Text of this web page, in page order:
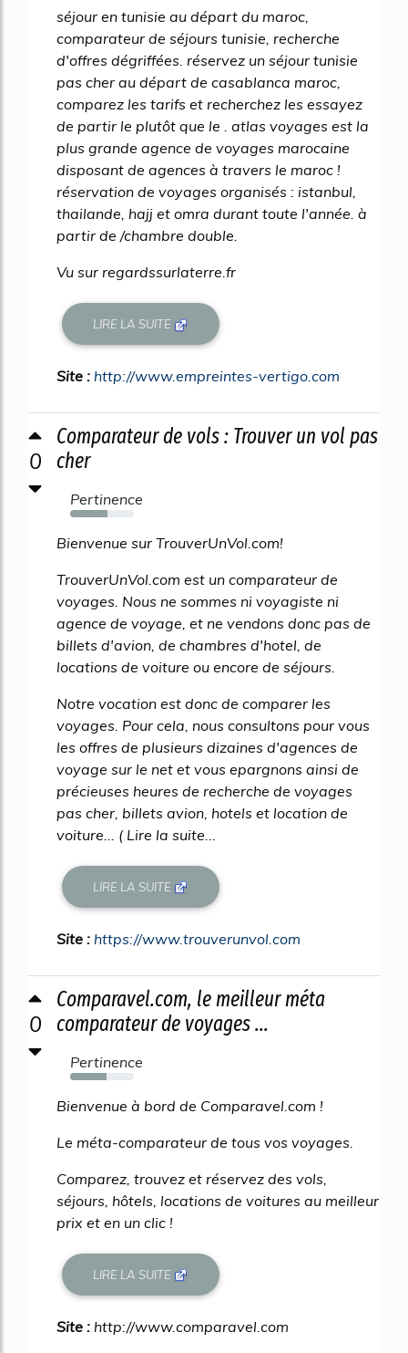
séjour en tunisie au départ du maroc,
comparateur de séjours tunisie, recherche
d'offres dégriffées. réservez un séjour tunisie
pas cher au départ de casablanca maroc,
comparez les tarifs et recherchez les essayez
de partir le plutôt que le . atlas voyages est la
plus grande agence de voyages marocaine
disposant de agences à travers le maroc !
réservation de voyages organisés : istanbul,
thailande, hajj et omra durant toute l'année. à
partir de /chambre double.
Vu sur regardssurlaterre.fr
LIRE LA SUITE
Site : http://www.empreintes-vertigo.com
0
Comparateur de vols : Trouver un vol pas
cher
Pertinence
58%
Bienvenue sur TrouverUnVol.com!
TrouverUnVol.com est un comparateur de
voyages. Nous ne sommes ni voyagiste ni
agence de voyage, et ne vendons donc pas de
billets d'avion, de chambres d'hotel, de
locations de voiture ou encore de séjours.
Notre vocation est donc de comparer les
voyages. Pour cela, nous consultons pour vous
les offres de plusieurs dizaines d'agences de
voyage sur le net et vous epargnons ainsi de
précieuses heures de recherche de voyages
pas cher, billets avion, hotels et location de
voiture... ( Lire la suite...
LIRE LA SUITE
Site : https://www.trouverunvol.com
0
Comparavel.com, le meilleur méta
comparateur de voyages ...
Pertinence
57%
Bienvenue à bord de Comparavel.com !
Le méta-comparateur de tous vos voyages.
Comparez, trouvez et réservez des vols,
séjours, hôtels, locations de voitures au meilleur
prix et en un clic !
LIRE LA SUITE
Site : http://www.comparavel.com